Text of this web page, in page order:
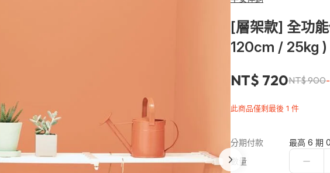
[層架款] 全功
120cm / 25kg )
NT$ 720NT$ 900
此商品僅剩最後 1 件
分期付款
最高 6 期
數量